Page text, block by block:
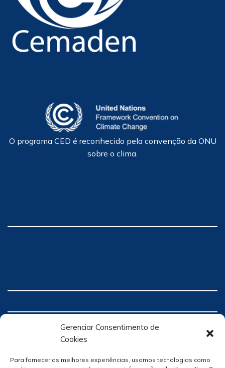
Gerenciar Consentimento de
Cookies
Para fornecer as melhores experiências, usamos tecnologias como
O programa CED é reconhecido pela convenção da ONU
sobre o clima.